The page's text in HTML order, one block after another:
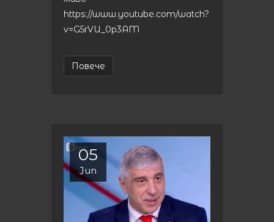
https://www.youtube.com/watch?
v=G5rVU_0p3AM
Повече
05
Jun